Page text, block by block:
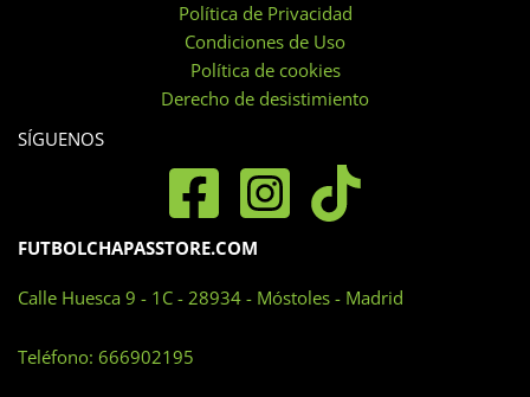
Política de Privacidad
Condiciones de Uso
Política de cookies
Derecho de desistimiento
SÍGUENOS
FUTBOLCHAPASSTORE.COM
Calle Huesca 9 - 1C - 28934 - Móstoles - Madrid
Teléfono: 666902195